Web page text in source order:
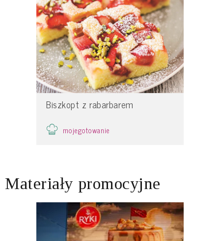
Biszkopt z rabarbarem
mojegotowanie
Materiały promocyjne